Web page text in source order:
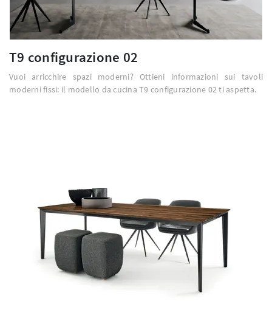
T9 configurazione 02
Vuoi arricchire spazi moderni? Ottieni informazioni sui tavoli
moderni fissi: il modello da cucina T9 configurazione 02 ti aspetta.